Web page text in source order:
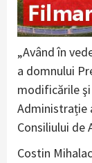
„Având în
a domnului
modificările
Administrație
Consiliului de
Costin